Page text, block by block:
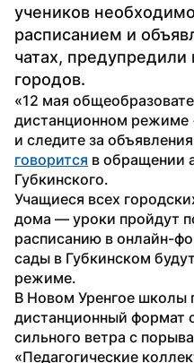
учеников
расписанием и
чатах,
городов.
«12 мая
дистанционном режиме
говорится в обращении
Губкинского.
Учащиеся всех
дома — уроки пройдут
расписанию в онлайн-
сады в Губкинском
режиме.
В Новом Уренгое школы
дистанционный формат
сильного ветра с
«Педагогические